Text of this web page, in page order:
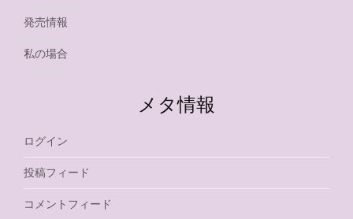
発売情報
私の場合
メタ情報
ログイン
投稿フィード
コメントフィード